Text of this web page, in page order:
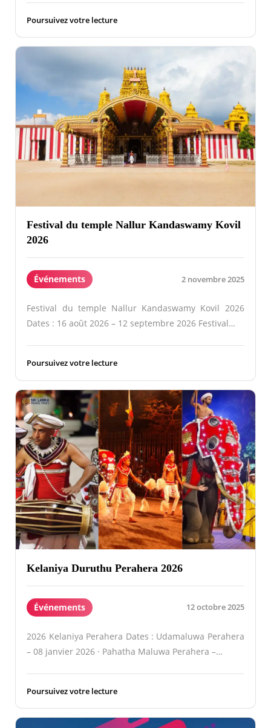
Poursuivez votre lecture
Festival du temple Nallur Kandaswamy Kovil
2026
Événements 2 novembre 2025
Festival du temple Nallur Kandaswamy Kovil 2026
Dates : 16 août 2026 – 12 septembre 2026 Festival…
Poursuivez votre lecture
Kelaniya Duruthu Perahera 2026
Événements 12 octobre 2025
2026 Kelaniya Perahera Dates : Udamaluwa Perahera
– 08 janvier 2026 · Pahatha Maluwa Perahera –…
Poursuivez votre lecture